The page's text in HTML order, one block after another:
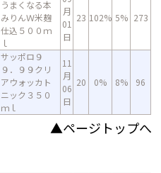
うまくなる本
みりんＷ米麹
仕込５００ｍ
ｌ
月
01
日
23 102% 5% 273
サッポロ９
９．９９クリ
アウォッカト
ニック３５０
ｍｌ
11
月
06
日
20 0% 8% 96
▲ページトップへ